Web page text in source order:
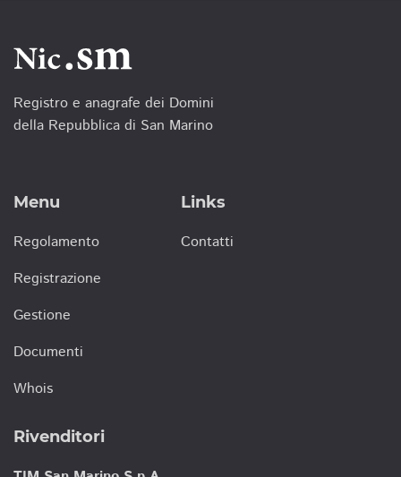
Registro e anagrafe dei Domini
della Repubblica di San Marino
Menu
Regolamento
Registrazione
Gestione
Documenti
Whois
Links
Contatti
Rivenditori